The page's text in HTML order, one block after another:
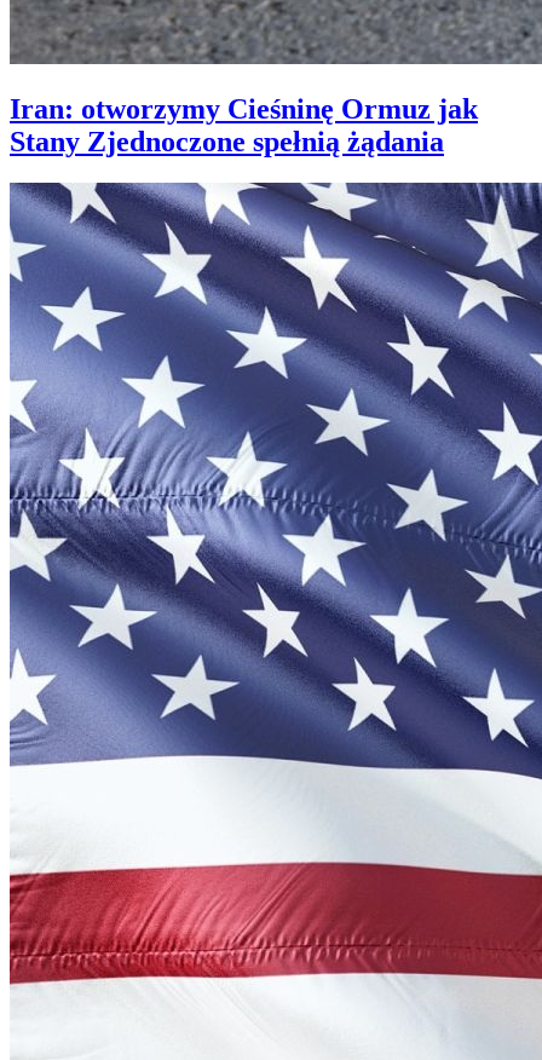
Iran: otworzymy Cieśninę Ormuz jak
Stany Zjednoczone spełnią żądania